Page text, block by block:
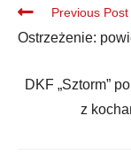
Previous Post
Ostrzeżenie:
DKF „Sztorm”
z